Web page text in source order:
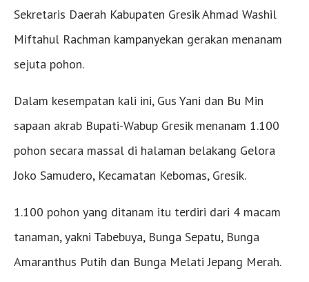
Sekretaris Daerah Kabupaten Gresik Ahmad Washil
Miftahul Rachman kampanyekan gerakan menanam
sejuta pohon.
Dalam kesempatan kali ini, Gus Yani dan Bu Min
sapaan akrab Bupati-Wabup Gresik menanam 1.100
pohon secara massal di halaman belakang Gelora
Joko Samudero, Kecamatan Kebomas, Gresik.
1.100 pohon yang ditanam itu terdiri dari 4 macam
tanaman, yakni Tabebuya, Bunga Sepatu, Bunga
Amaranthus Putih dan Bunga Melati Jepang Merah.